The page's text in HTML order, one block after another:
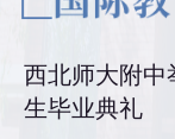
西北师大附中
生毕业典礼